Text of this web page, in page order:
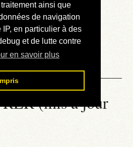
ainsi que
de navigation
IP, en particulier à des
et de lutte contre
en savoir plus
(mis à jour